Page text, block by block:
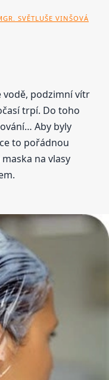
SVĚTLUŠE VINŠOVÁ
vodě, podzimní vítr
trpí. Do toho
Aby byly
to pořádnou
na vlasy